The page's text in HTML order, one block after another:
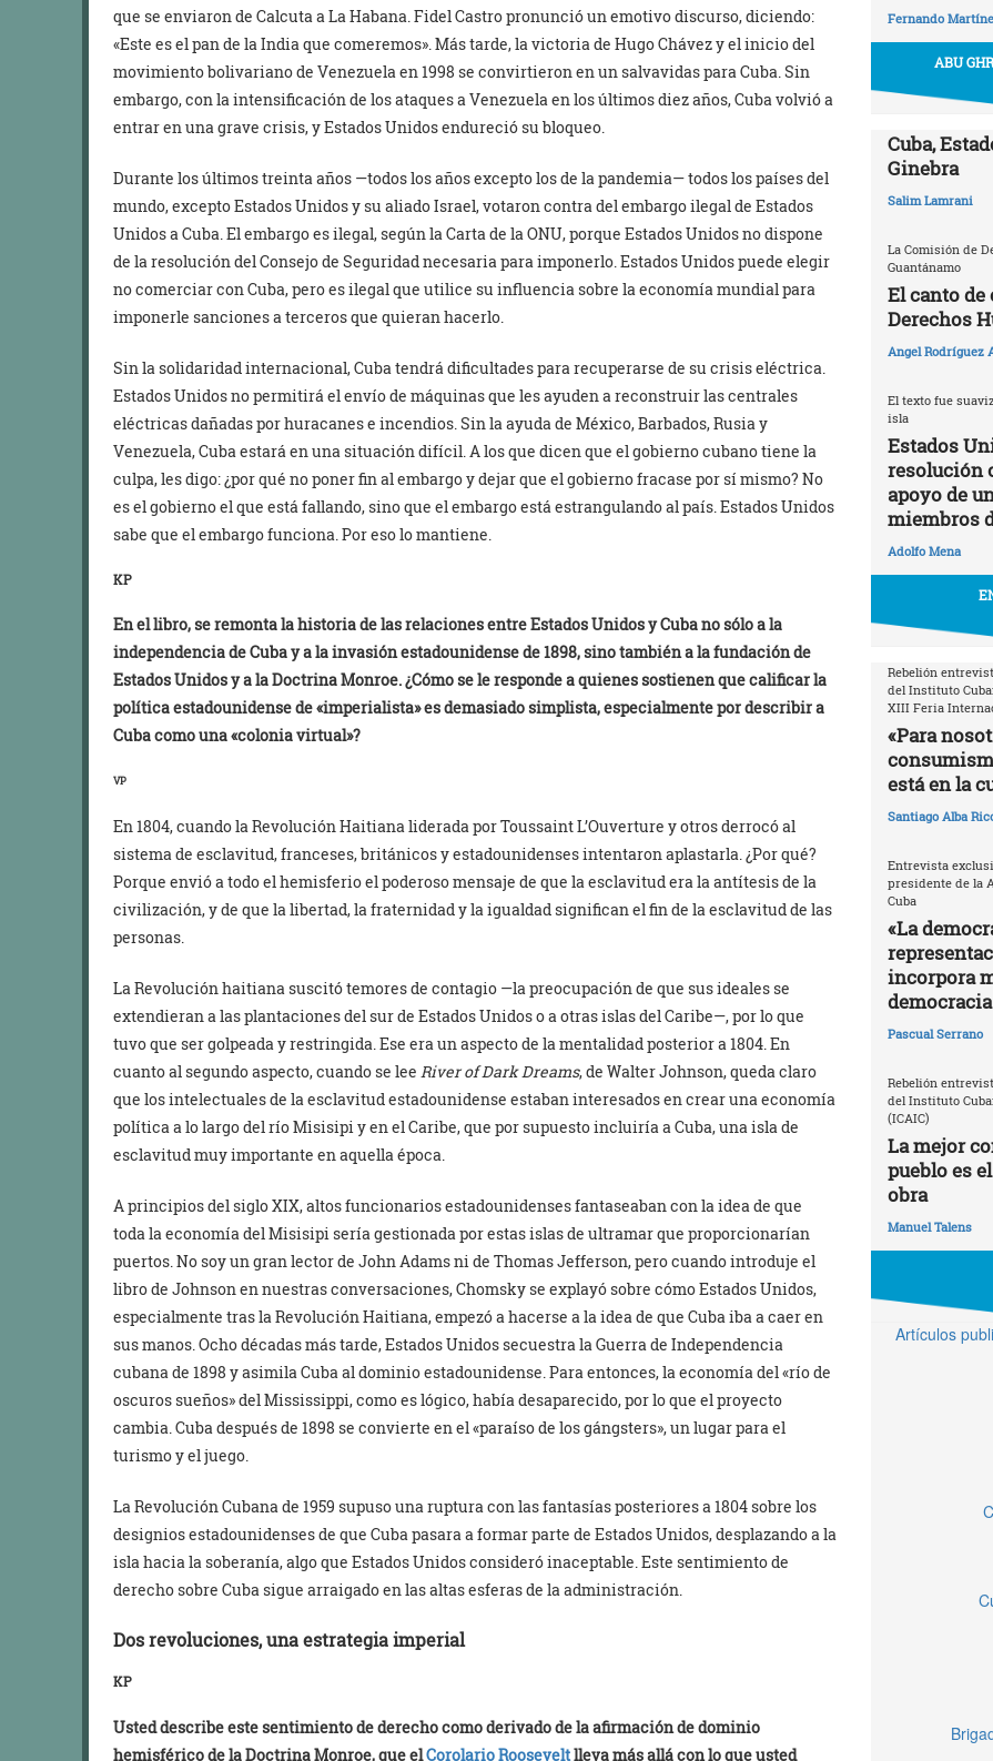
que se enviaron de Calcuta a La Habana. Fidel Castro pronunció un emotivo discurso, diciendo:
«Este es el pan de la India que comeremos». Más tarde, la victoria de Hugo Chávez y el inicio del
movimiento bolivariano de Venezuela en 1998 se convirtieron en un salvavidas para Cuba. Sin
embargo, con la intensificación de los ataques a Venezuela en los últimos diez años, Cuba volvió a
entrar en una grave crisis, y Estados Unidos endureció su bloqueo.
Durante los últimos treinta años —todos los años excepto los de la pandemia— todos los países del
mundo, excepto Estados Unidos y su aliado Israel, votaron contra del embargo ilegal de Estados
Unidos a Cuba. El embargo es ilegal, según la Carta de la ONU, porque Estados Unidos no dispone
de la resolución del Consejo de Seguridad necesaria para imponerlo. Estados Unidos puede elegir
no comerciar con Cuba, pero es ilegal que utilice su influencia sobre la economía mundial para
imponerle sanciones a terceros que quieran hacerlo.
Sin la solidaridad internacional, Cuba tendrá dificultades para recuperarse de su crisis eléctrica.
Estados Unidos no permitirá el envío de máquinas que les ayuden a reconstruir las centrales
eléctricas dañadas por huracanes e incendios. Sin la ayuda de México, Barbados, Rusia y
Venezuela, Cuba estará en una situación difícil. A los que dicen que el gobierno cubano tiene la
culpa, les digo: ¿por qué no poner fin al embargo y dejar que el gobierno fracase por sí mismo? No
es el gobierno el que está fallando, sino que el embargo está estrangulando al país. Estados Unidos
sabe que el embargo funciona. Por eso lo mantiene.
KP
En el libro, se remonta la historia de las relaciones entre Estados Unidos y Cuba no sólo a la
independencia de Cuba y a la invasión estadounidense de 1898, sino también a la fundación de
Estados Unidos y a la Doctrina Monroe. ¿Cómo se le responde a quienes sostienen que calificar la
política estadounidense de «imperialista» es demasiado simplista, especialmente por describir a
Cuba como una «colonia virtual»?
VP
En 1804, cuando la Revolución Haitiana liderada por Toussaint L’Ouverture y otros derrocó al
sistema de esclavitud, franceses, británicos y estadounidenses intentaron aplastarla. ¿Por qué?
Porque envió a todo el hemisferio el poderoso mensaje de que la esclavitud era la antítesis de la
civilización, y de que la libertad, la fraternidad y la igualdad significan el fin de la esclavitud de las
personas.
La Revolución haitiana suscitó temores de contagio —la preocupación de que sus ideales se
extendieran a las plantaciones del sur de Estados Unidos o a otras islas del Caribe—, por lo que
tuvo que ser golpeada y restringida. Ese era un aspecto de la mentalidad posterior a 1804. En
cuanto al segundo aspecto, cuando se lee River of Dark Dreams, de Walter Johnson, queda claro
que los intelectuales de la esclavitud estadounidense estaban interesados en crear una economía
política a lo largo del río Misisipi y en el Caribe, que por supuesto incluiría a Cuba, una isla de
esclavitud muy importante en aquella época.
A principios del siglo XIX, altos funcionarios estadounidenses fantaseaban con la idea de que
toda la economía del Misisipi sería gestionada por estas islas de ultramar que proporcionarían
puertos. No soy un gran lector de John Adams ni de Thomas Jefferson, pero cuando introduje el
libro de Johnson en nuestras conversaciones, Chomsky se explayó sobre cómo Estados Unidos,
especialmente tras la Revolución Haitiana, empezó a hacerse a la idea de que Cuba iba a caer en
sus manos. Ocho décadas más tarde, Estados Unidos secuestra la Guerra de Independencia
cubana de 1898 y asimila Cuba al dominio estadounidense. Para entonces, la economía del «río de
oscuros sueños» del Mississippi, como es lógico, había desaparecido, por lo que el proyecto
cambia. Cuba después de 1898 se convierte en el «paraíso de los gángsters», un lugar para el
turismo y el juego.
La Revolución Cubana de 1959 supuso una ruptura con las fantasías posteriores a 1804 sobre los
designios estadounidenses de que Cuba pasara a formar parte de Estados Unidos, desplazando a la
isla hacia la soberanía, algo que Estados Unidos consideró inaceptable. Este sentimiento de
derecho sobre Cuba sigue arraigado en las altas esferas de la administración.
Dos revoluciones, una estrategia imperial
KP
Usted describe este sentimiento de derecho como derivado de la afirmación de dominio
hemisférico de la Doctrina Monroe, que elCorolario Rooseveltlleva más allá con lo que usted
Fernando
ABU
Cuba,
Ginebra
Salim Lamrani
La Comisión de
Guantánamo
El canto de
Derechos
Angel Rodríguez
El texto fue
isla
Estados
resolución
apoyo de
miembros
Adolfo Mena
Rebelión
del Instituto
XIII Feria
«Para
está en la
Santiago Alba
Entrevista
presidente de la
Cuba
«La
incorpora
Pascual Serrano
Rebelión
del Instituto
(ICAIC)
La mejor
pueblo es
obra
Manuel Talens
Artículos